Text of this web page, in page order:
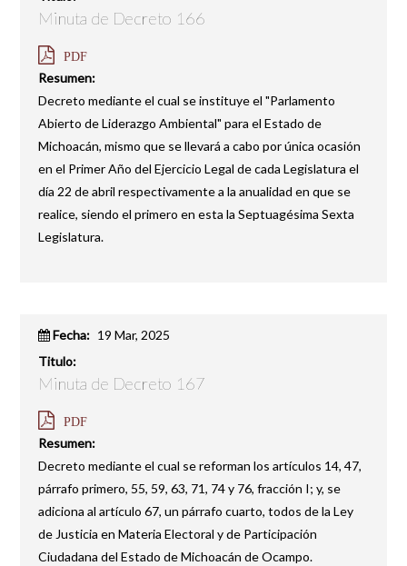
Minuta de Decreto 166
PDF
Resumen:
Decreto mediante el cual se instituye el "Parlamento
Abierto de Liderazgo Ambiental" para el Estado de
Michoacán, mismo que se llevará a cabo por única ocasión
en el Primer Año del Ejercicio Legal de cada Legislatura el
día 22 de abril respectivamente a la anualidad en que se
realice, siendo el primero en esta la Septuagésima Sexta
Legislatura.
Fecha: 19 Mar, 2025
Titulo:
Minuta de Decreto 167
PDF
Resumen:
Decreto mediante el cual se reforman los artículos 14, 47,
párrafo primero, 55, 59, 63, 71, 74 y 76, fracción I; y, se
adiciona al artículo 67, un párrafo cuarto, todos de la Ley
de Justicia en Materia Electoral y de Participación
Ciudadana del Estado de Michoacán de Ocampo.